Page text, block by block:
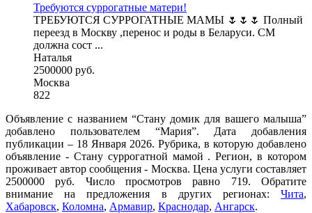
Требуются суррогатные матери!
ТРЕБУЮТСЯ СУРРОГАТНЫЕ МАМЫ 🌷🌷🌷 Полный
переезд в Москву ,перенос и роды в Беларуси. СМ
должна сост ...
Наталья
2500000 руб.
Москва
822
Объявление с названием “Стану домик для вашего малыша”
добавлено пользователем “Мария”. Дата добавления
публикации – 18 Января 2026. Рубрика, в которую добавлено
объявление - Cтану суррогатной мамой . Регион, в котором
проживает автор сообщения - Москва. Цена услуги составляет
2500000 руб. Число просмотров равно 719. Обратите
внимание на предложения в других регионах: Чита,
Хабаровск, Коломна, Армавир, Краснодар, Ангарск.